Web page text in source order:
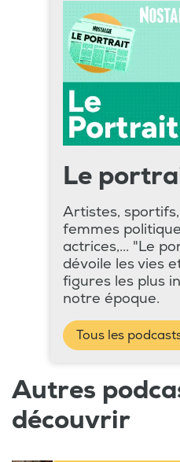
Le
Artistes,
femmes
actrices,... "Le
dévoile les vies
figures les plus
notre époque.
Tous les
Autres
découvrir